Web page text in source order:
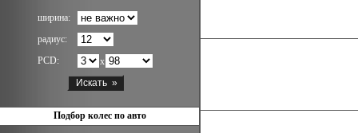
ширина:
радиус:
PCD:
x
Подбор колес по авто